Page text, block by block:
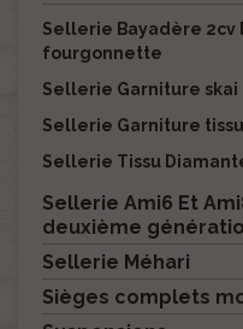
Sellerie Bayadère 2cv
fourgonnette
Sellerie Garniture skai
Sellerie Garniture
Sellerie Tissu
Sellerie Ami6 Et
deuxième
Sellerie Méhari
Sièges complets